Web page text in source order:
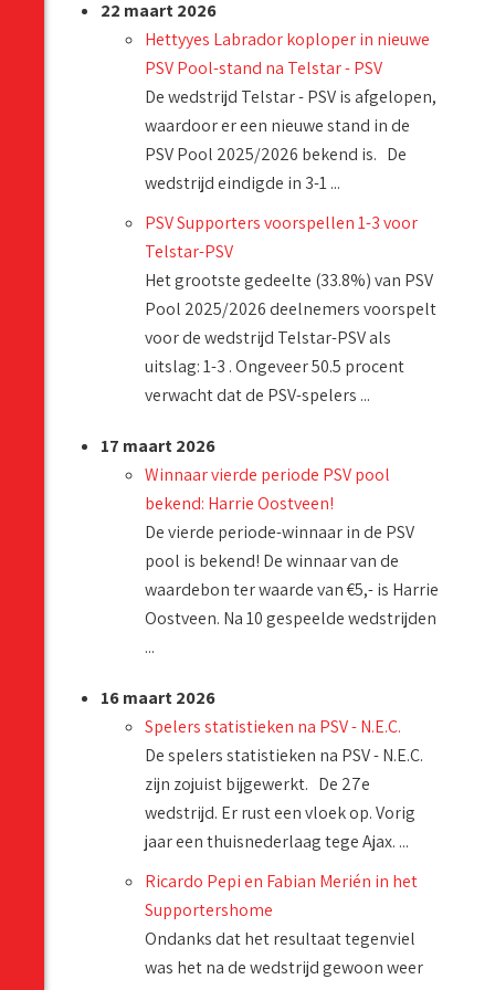
22 maart 2026
Hettyyes Labrador koploper in nieuwe
PSV Pool-stand na Telstar - PSV
De wedstrijd Telstar - PSV is afgelopen,
waardoor er een nieuwe stand in de
PSV Pool 2025/2026 bekend is. De
wedstrijd eindigde in 3-1 ...
PSV Supporters voorspellen 1-3 voor
Telstar-PSV
Het grootste gedeelte (33.8%) van PSV
Pool 2025/2026 deelnemers voorspelt
voor de wedstrijd Telstar-PSV als
uitslag: 1-3 . Ongeveer 50.5 procent
verwacht dat de PSV-spelers ...
17 maart 2026
Winnaar vierde periode PSV pool
bekend: Harrie Oostveen!
De vierde periode-winnaar in de PSV
pool is bekend! De winnaar van de
waardebon ter waarde van €5,- is Harrie
Oostveen. Na 10 gespeelde wedstrijden
...
16 maart 2026
Spelers statistieken na PSV - N.E.C.
De spelers statistieken na PSV - N.E.C.
zijn zojuist bijgewerkt. De 27e
wedstrijd. Er rust een vloek op. Vorig
jaar een thuisnederlaag tege Ajax. ...
Ricardo Pepi en Fabian Merién in het
Supportershome
Ondanks dat het resultaat tegenviel
was het na de wedstrijd gewoon weer